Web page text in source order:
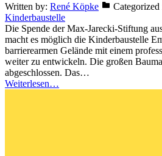
Written by: René Köpke Categorized
Kinderbaustelle
Die Spende der Max-Jarecki-Stiftung
macht es möglich die Kinderbaustelle
barrierearmen Gelände mit einem
weiter zu entwickeln. Die großen
abgeschlossen. Das…
Weiterlesen…